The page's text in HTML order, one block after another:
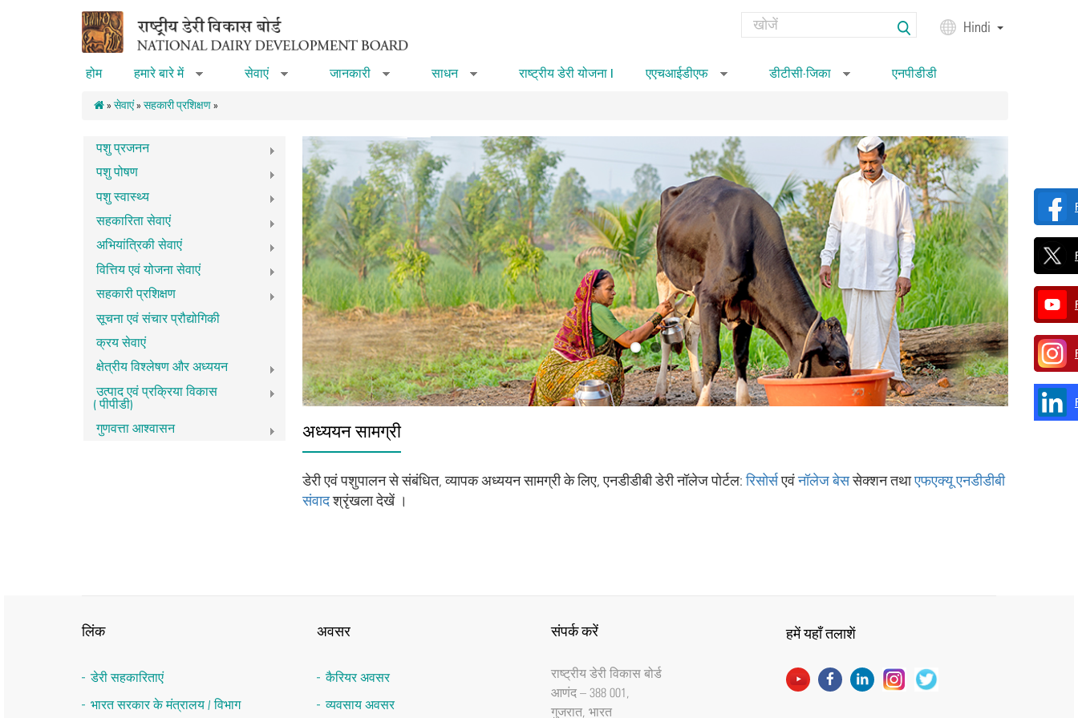
Search Hindi
होम हमारे बारे में सेवाएं जानकारी साधन राष्ट्रीय डेरी योजना I एएचआईडीएफ डीटीसी-जिका एनपीडीडी
» सेवाएं» सहकारी प्रशिक्षण»
पशु प्रजनन
पशु पोषण
पशु स्वास्थ्य
सहकारिता सेवाएं
अभियांत्रिकी सेवाएं
वित्तिय एवं योजना सेवाएं
सहकारी प्रशिक्षण
सूचना एवं संचार प्रौद्योगिकी
क्रय सेवाएं
क्षेत्रीय विश्लेषण और अध्ययन
उत्पाद एवं प्रक्रिया विकास
(पीपीडी)
गुणवत्ता आश्वासन
अध्‍ययन सामग्री
डेरी एवं पशुपालन से संबंधित, व्‍यापक अध्‍ययन सामग्री के लिए, एनडीडीबी डेरी नॉलेज पोर्टल:रिसोर्सएवंनॉलेज बेससेक्‍शन तथाएफएक्‍यू एनडीडीबी
संवादश्रृंखला देखें ।
लिंक
डेरी सहकारिताएं
भारत सरकार के मंत्रालय / विभाग
अवसर
कैरियर अवसर
व्यवसाय अवसर
संपर्क करें
राष्‍ट्रीय डेरी विकास बोर्ड
आणंद – 388 001,
गुजरात, भारत
हमें यहाँ तलाशें